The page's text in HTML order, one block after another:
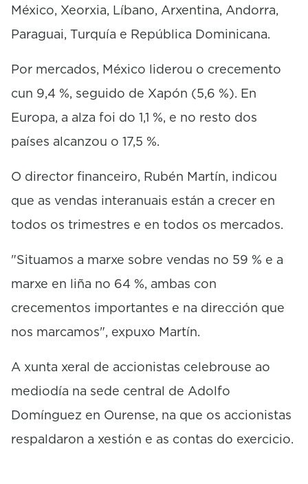
México, Xeorxia, Líbano, Arxentina, Andorra,
Paraguai, Turquía e República Dominicana.
Por mercados, México liderou o crecemento
cun 9,4 %, seguido de Xapón (5,6 %). En
Europa, a alza foi do 1,1 %, e no resto dos
países alcanzou o 17,5 %.
O director financeiro, Rubén Martín, indicou
que as vendas interanuais están a crecer en
todos os trimestres e en todos os mercados.
"Situamos a marxe sobre vendas no 59 % e a
marxe en liña no 64 %, ambas con
crecementos importantes e na dirección que
nos marcamos", expuxo Martín.
A xunta xeral de accionistas celebrouse ao
mediodía na sede central de Adolfo
Domínguez en Ourense, na que os accionistas
respaldaron a xestión e as contas do exercicio.